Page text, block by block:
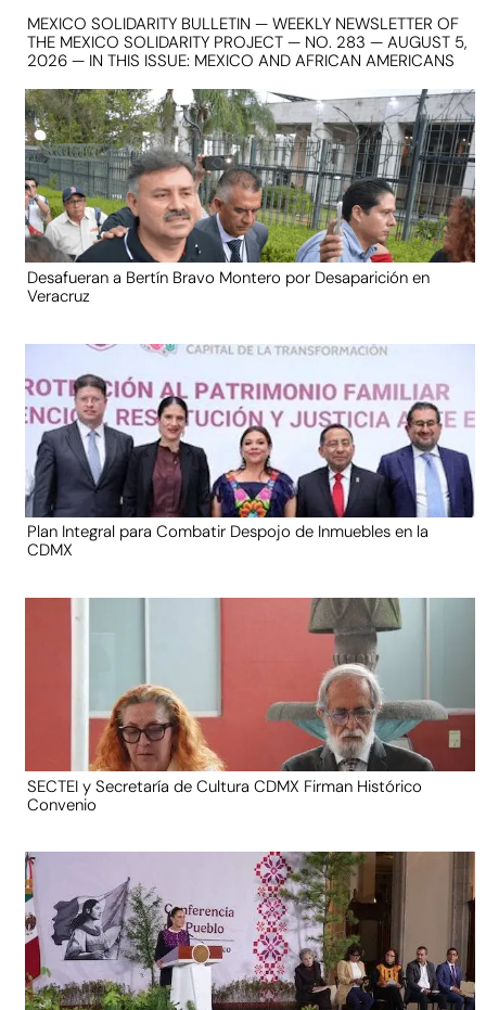
MEXICO SOLIDARITY BULLETIN — WEEKLY NEWSLETTER OF
THE MEXICO SOLIDARITY PROJECT — NO. 283 — AUGUST 5,
2026 — IN THIS ISSUE: MEXICO AND AFRICAN AMERICANS
Desafueran a Bertín Bravo Montero por Desaparición en
Veracruz
Plan Integral para Combatir Despojo de Inmuebles en la
CDMX
SECTEI y Secretaría de Cultura CDMX Firman Histórico
Convenio